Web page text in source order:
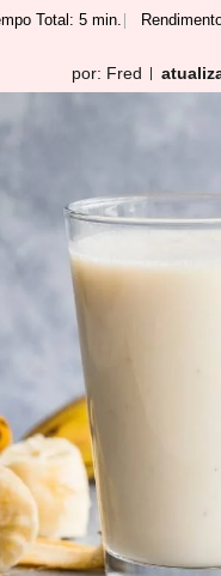
Total: 5 min.
por: Fred